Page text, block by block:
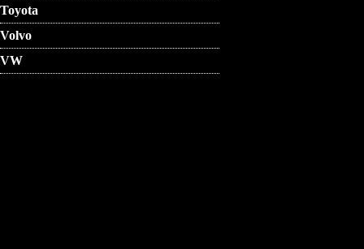
Toyota
Volvo
VW